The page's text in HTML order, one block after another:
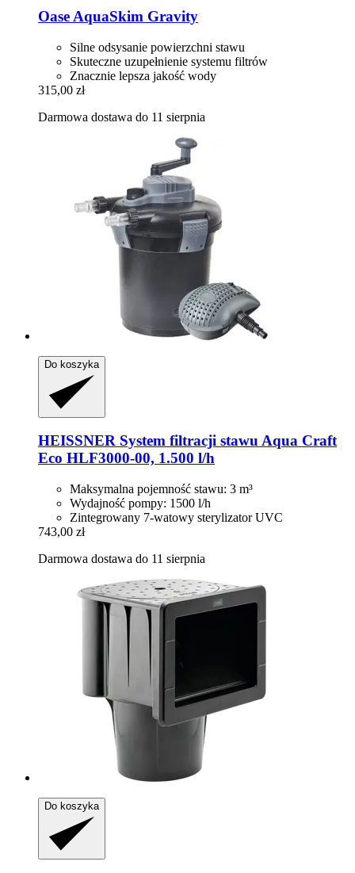
Oase AquaSkim Gravity
Silne odsysanie powierzchni stawu
Skuteczne uzupełnienie systemu filtrów
Znacznie lepsza jakość wody
315,00 zł
Darmowa dostawa do 11 sierpnia
Do koszyka
HEISSNER System filtracji stawu Aqua Craft
Eco HLF3000-​00, 1.500 l/h
Maksymalna pojemność stawu: 3 m³
Wydajność pompy: 1500 l/h
Zintegrowany 7-watowy sterylizator UVC
743,00 zł
Darmowa dostawa do 11 sierpnia
Do koszyka